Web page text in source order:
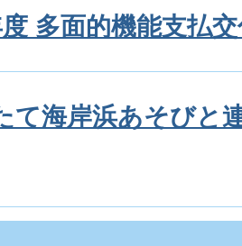
多面的機能支払
て海岸浜あそびと